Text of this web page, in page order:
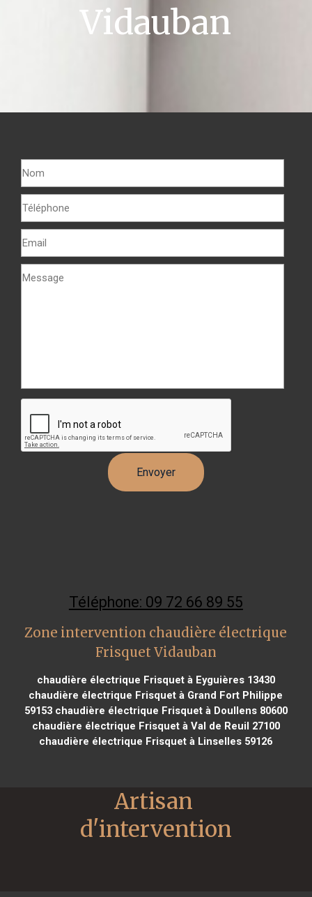
Vidauban
Téléphone: 09 72 66 89 55
Zone intervention chaudière électrique
Frisquet Vidauban
chaudière électrique Frisquet à Eyguières 13430
chaudière électrique Frisquet à Grand Fort Philippe
59153chaudière électrique Frisquet à Doullens 80600
chaudière électrique Frisquet à Val de Reuil 27100
chaudière électrique Frisquet à Linselles 59126
Artisan
d'intervention